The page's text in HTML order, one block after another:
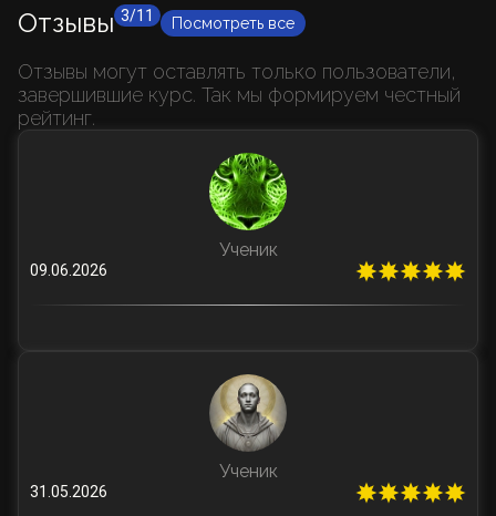
Отзывы 3/11 Посмотреть все
Ученик
09.06.2026
Ученик
31.05.2026
Отзывы могут оставлять только пользователи,
завершившие курс. Так мы формируем честный
рейтинг.